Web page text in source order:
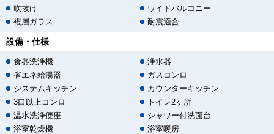
吹抜け
ワイドバルコニー
複層ガラス
耐震適合
設備・仕様
食器洗浄機
浄水器
省エネ給湯器
ガスコンロ
システムキッチン
カウンターキッチン
3口以上コンロ
トイレ2ヶ所
温水洗浄便座
シャワー付洗面台
浴室乾燥機
浴室暖房